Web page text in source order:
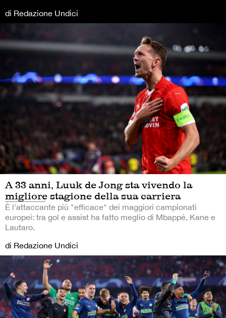
di Redazione Undici
A 33 anni, Luuk de Jong sta vivendo la
migliore stagione della sua carriera
È l'attaccante più "efficace" dei maggiori campionati
europei: tra gol e assist ha fatto meglio di Mbappé, Kane e
Lautaro.
di Redazione Undici